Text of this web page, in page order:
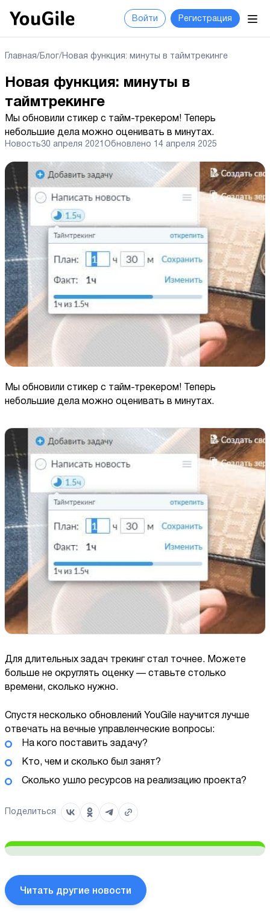
Войти Регистрация
Главная/ Блог/ Новая функция: минуты в таймтрекинге
Новая функция: минуты в
таймтрекинге
Мы обновили стикер c тайм-трекером! Теперь
небольшие дела можно оценивать в минутах.
Новость30 апреля 2021 Обновлено 14 апреля 2025
Мы обновили стикер c тайм-трекером! Теперь
небольшие дела можно оценивать в минутах.
Для длительных задач трекинг стал точнее. Можете
больше не округлять оценку — ставьте столько
времени, сколько нужно.
Спустя несколько обновлений YouGile научится лучше
отвечать на вечные управленческие вопросы:
На кого поставить задачу?
Кто, чем и сколько был занят?
Сколько ушло ресурсов на реализацию проекта?
Поделиться
Читать другие новости